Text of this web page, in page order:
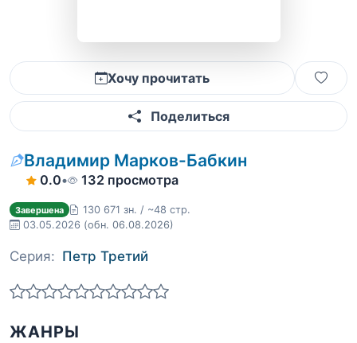
Хочу прочитать
Поделиться
Владимир Марков-Бабкин
0.0• 132 просмотра
Завершена
130 671 зн. / ~48 стр.
03.05.2026 (обн. 06.08.2026)
Серия: Петр Третий
ЖАНРЫ